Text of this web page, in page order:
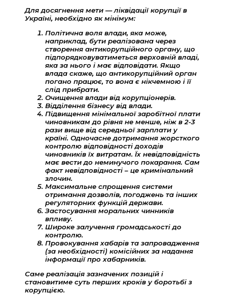
Для досягнення мети — ліквідації корупції в
Україні, необхідно як мінімум:
Політична воля влади, яка може,
наприклад, бути реалізована через
створення антикорупційного органу, що
підпорядковуватиметься верховній владі,
яка за нього і має відповідати. Якщо
влада скаже, що антикорупційний орган
погано працює, то вона є нікчемною і її
слід прибрати.
Очищення влади від корупціонерів.
Відділення бізнесу від влади.
Підвищення мінімальної заробітної плати
чиновникам до рівня не менше, ніж в 2-3
рази вище від середньої зарплати у
країні. Одночасне дотримання жорсткого
контролю відповідності доходів
чиновників їх витратам. Їх невідповідність
має вести до неминучого покарання. Сам
факт невідповідності – це кримінальний
злочин.
Максимальне спрощення системи
отримання дозволів, погоджень та інших
регуляторних функцій держави.
Застосування моральних чинників
впливу.
Широке залучення громадськості до
контролю.
Провокування хабарів та запровадження
(за необхідності) комісійних за надання
інформації про хабарників.
Саме реалізація зазначених позицій і
становитиме суть перших кроків у боротьбі з
корупцією.